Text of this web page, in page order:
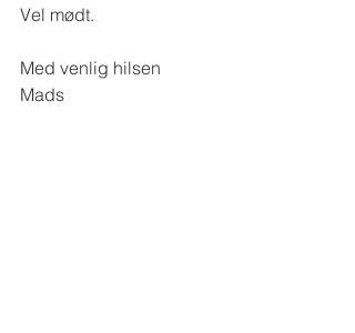
Vel mødt.
Med venlig hilsen
Mads